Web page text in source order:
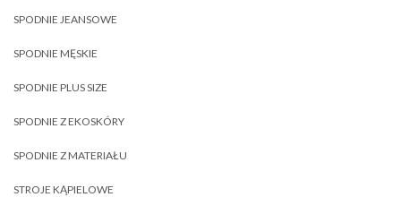
SPODNIE JEANSOWE
SPODNIE MĘSKIE
SPODNIE PLUS SIZE
SPODNIE Z EKOSKÓRY
SPODNIE Z MATERIAŁU
STROJE KĄPIELOWE